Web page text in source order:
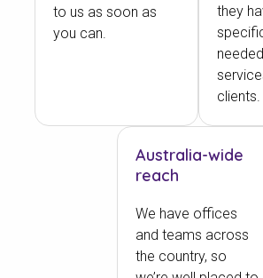
to us as soon as
you can.
they
clients.
Australia-wide
reach
We have offices
and teams across
the country, so